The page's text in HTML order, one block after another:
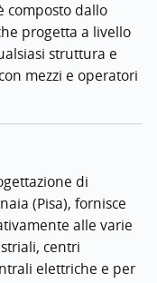
composto dallo
progetta a livello
struttura e
mezzi e operatori
di
(Pisa), fornisce
alle varie
centri
elettriche e per